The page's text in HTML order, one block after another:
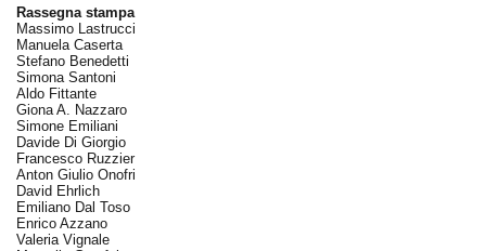
Rassegna stampa
Massimo Lastrucci
Manuela Caserta
Stefano Benedetti
Simona Santoni
Aldo Fittante
Giona A. Nazzaro
Simone Emiliani
Davide Di Giorgio
Francesco Ruzzier
Anton Giulio Onofri
David Ehrlich
Emiliano Dal Toso
Enrico Azzano
Valeria Vignale